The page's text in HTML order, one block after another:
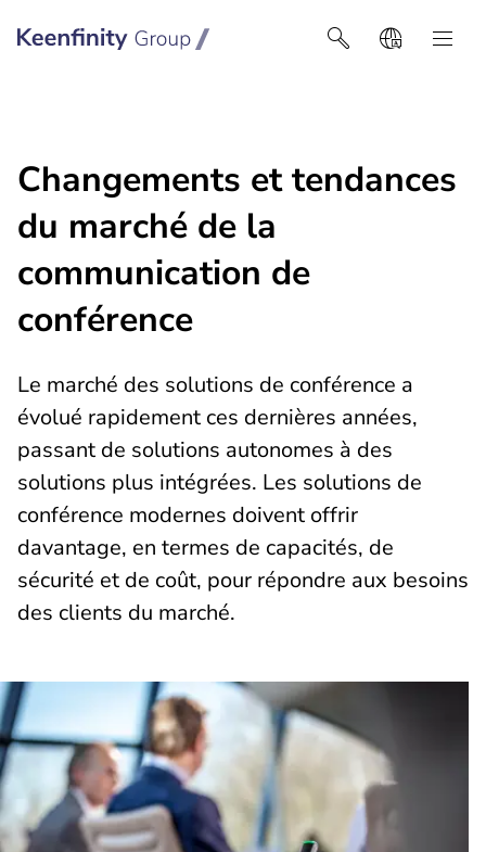
Keenfinity Group I Belgique
Changements et tendances
du marché de la
communication de
conférence
Le marché des solutions de conférence a
évolué rapidement ces dernières années,
passant de solutions autonomes à des
solutions plus intégrées. Les solutions de
conférence modernes doivent offrir
davantage, en termes de capacités, de
sécurité et de coût, pour répondre aux besoins
des clients du marché.